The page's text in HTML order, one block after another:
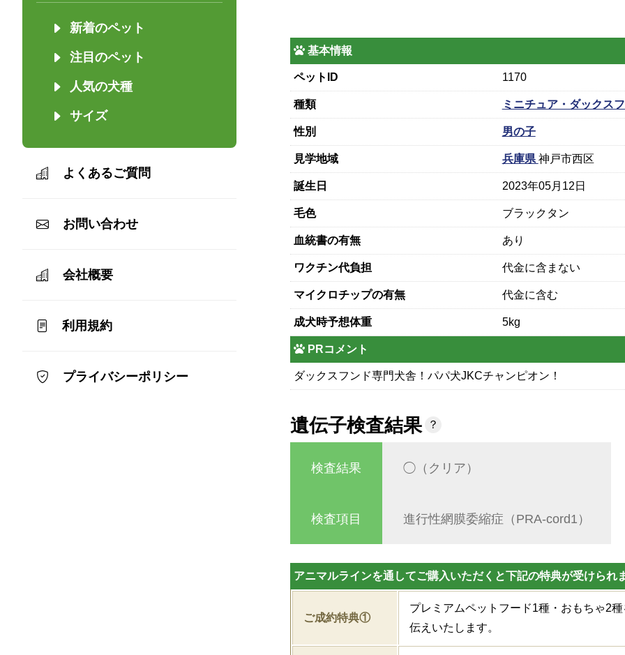
基本情報
ペットID 1170
種類 ミニチュア・ダックス
性別 男の子
見学地域 兵庫県 神戸市西区
誕生日 2023年05月12日
毛色 ブラックタン
血統書の有無 あり
ワクチン代負担 代金に含まない
マイクロチップの有無 代金に含む
成犬時予想体重 5kg
PRコメント
ダックスフンド専門犬舎！パパ犬JKCチャンピオン！
遺伝子検査結果 ？
検査結果 ◯（クリア）
検査項目 進行性網膜委縮症（PRA-cord1）
アニマルラインを通してご購入いただくと下記の特典が受けられ
ご成約特典①
プレミアムペットフード1種・おもちゃ2
伝えいたします。
新着のペット
注目のペット
人気の犬種
サイズ
よくあるご質問
お問い合わせ
会社概要
利用規約
プライバシーポリシー